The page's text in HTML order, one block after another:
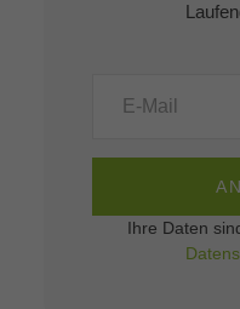
Ihre Daten